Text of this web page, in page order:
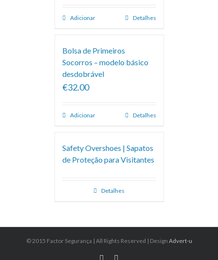
Adicionar Detalhes
Bolsa de Primeiros
Socorros – modelo básico
desdobrável
€32.00
Adicionar Detalhes
Safety Overshoes | Sapatos
de Proteção para Visitantes
Detalhes
© 2015 Factor Segurança | All Rights Reserved | Design Advert-u